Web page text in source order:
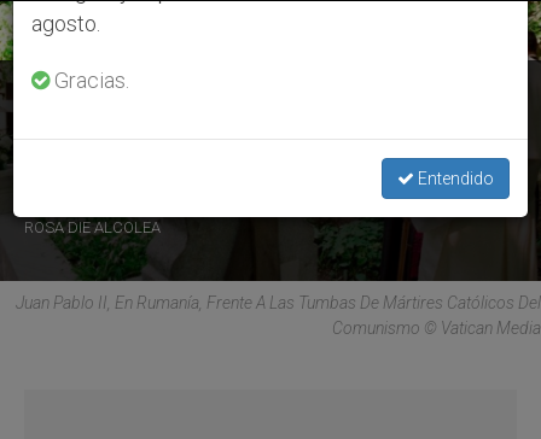
ÚLTIMAS NOTICIAS
Rumanía: Esta es la historia de los 7 obispos mártires que
ROSA DIE ALCOLEA
Juan Pablo II, En Rumanía, Frente A Las Tumbas De Mártires Católicos Del
Comunismo © Vatican Media
agosto.
Gracias.
Entendido